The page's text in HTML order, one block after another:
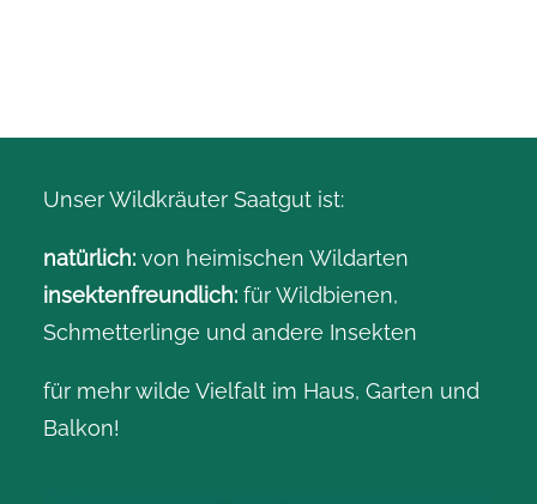
Unser Wildkräuter Saatgut ist:
natürlich: von heimischen Wildarten
insektenfreundlich: für Wildbienen,
Schmetterlinge und andere Insekten
für mehr wilde Vielfalt im Haus, Garten und
Balkon!